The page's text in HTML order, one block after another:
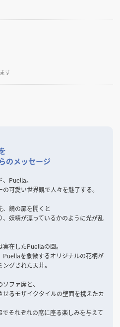
す
のメッセージ
Puella。
可愛い世界観で人々を魅了する。
、鏡の扉を開くと
妖精が漂っているかのように光が乱
在したPuellaの園。
Puellaを象徴するオリジナルの花柄が
グされた天井。
ファ席と、
るモザイクタイルの壁面を携えたカ
それぞれの席に座る楽しみを与えて